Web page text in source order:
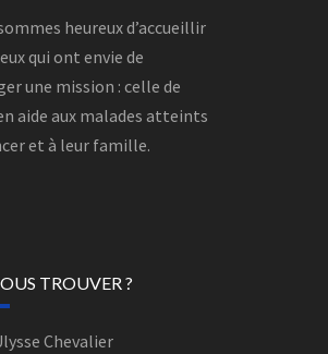
heureux d’accueillir
qui ont envie de
une mission : celle de
aide aux malades atteints
et à leur famille.
TROUVER ?
Chevalier